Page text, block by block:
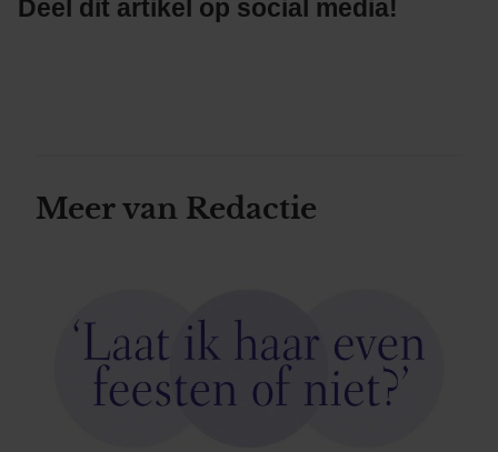
Deel dit artikel op social media!
Meer van Redactie